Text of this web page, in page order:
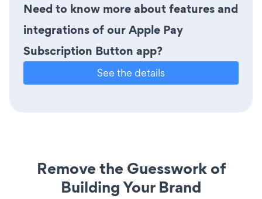
Need to know more about features and
integrations of our Apple Pay
Subscription Button app?
See the details
Remove the Guesswork of
Building Your Brand